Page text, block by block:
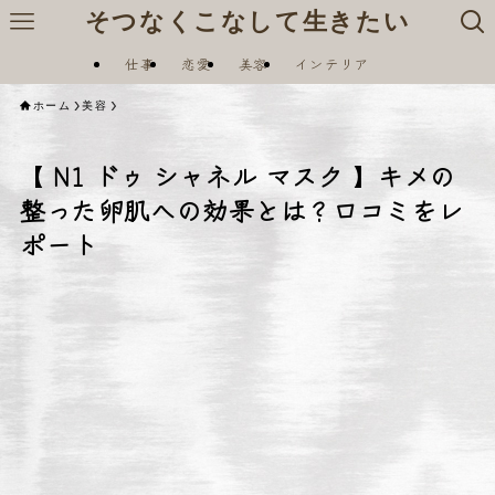
そつなくこなして生きたい
仕事 恋愛 美容 インテリア
ホーム 美容
【 N1 ドゥ シャネル マスク 】キメの
整った卵肌への効果とは？口コミをレ
ポート